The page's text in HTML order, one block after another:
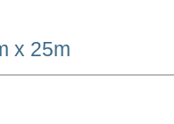
x 25m